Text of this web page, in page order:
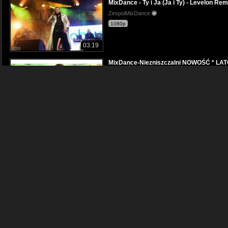
03:19
MixDance - Ty i Ja (Ja i Ty) - Levelon
ZespolMixDance
1080p
MixDance-Niezniszczalni NOWOŚĆ *